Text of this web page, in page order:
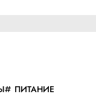
ПИТАНИЕ